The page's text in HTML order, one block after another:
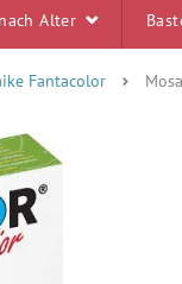
Alter
Fantacolor